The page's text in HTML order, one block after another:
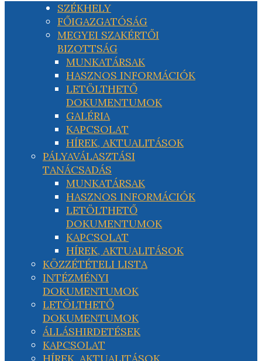
SZÉKHELY
FŐIGAZGATÓSÁG
MEGYEI SZAKÉRTŐI
BIZOTTSÁG
MUNKATÁRSAK
HASZNOS INFORMÁCIÓK
LETÖLTHETŐ
DOKUMENTUMOK
GALÉRIA
KAPCSOLAT
HÍREK, AKTUALITÁSOK
PÁLYAVÁLASZTÁSI
TANÁCSADÁS
MUNKATÁRSAK
HASZNOS INFORMÁCIÓK
LETÖLTHETŐ
DOKUMENTUMOK
KAPCSOLAT
HÍREK, AKTUALITÁSOK
KÖZZÉTÉTELI LISTA
INTÉZMÉNYI
DOKUMENTUMOK
LETÖLTHETŐ
DOKUMENTUMOK
ÁLLÁSHIRDETÉSEK
KAPCSOLAT
HÍREK, AKTUALITÁSOK